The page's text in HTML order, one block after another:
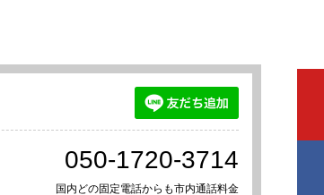
050-1720-3714
国内どの固定電話からも市内通話料金